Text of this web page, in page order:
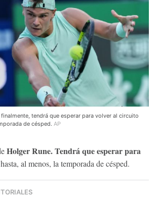
finalmente, tendrá que esperar para volver al circuito
de césped. AP
Holger Rune. Tendrá que esperar para
hasta, al menos, la temporada de césped.